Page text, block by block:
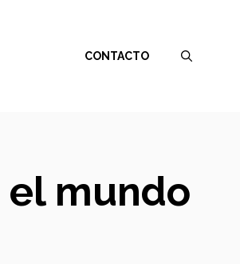
CONTACTO
el mundo